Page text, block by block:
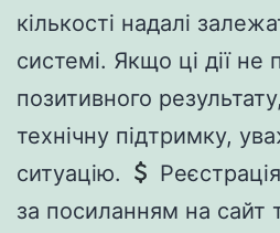
кількості надалі
системі. Якщо ці дії не
позитивного
технічну підтримку,
ситуацію.
Реєстрація
за посиланням на сайт